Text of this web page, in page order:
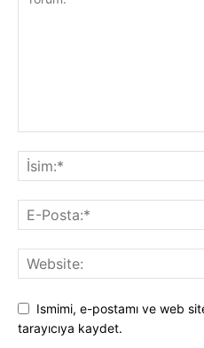
Ismimi, e-postamı ve web
tarayıcıya kaydet.